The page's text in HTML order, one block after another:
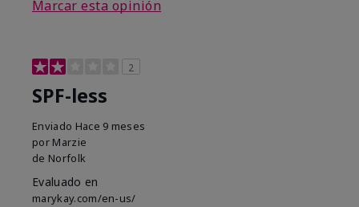
Marcar esta opinión
2
SPF-less
Enviado Hace 9 meses
por Marzie
de Norfolk
Evaluado en
marykay.com/en-us/